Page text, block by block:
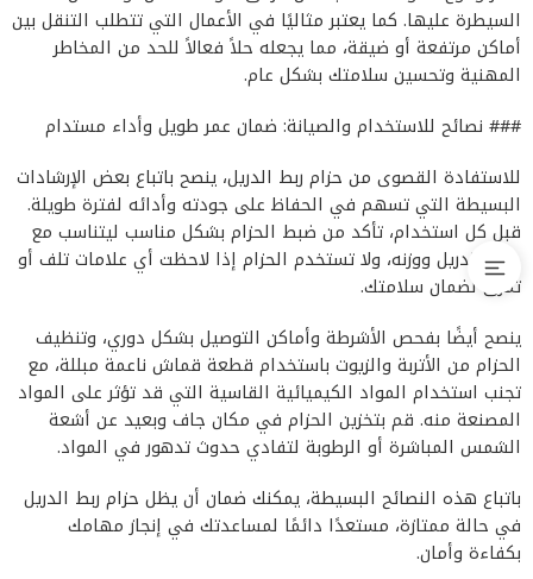
السيطرة عليها. كما يعتبر مثاليًا في الأعمال التي تتطلب التنقل بين
أماكن مرتفعة أو ضيقة، مما يجعله حلاً فعالاً للحد من المخاطر
المهنية وتحسين سلامتك بشكل عام.
### نصائح للاستخدام والصيانة: ضمان عمر طويل وأداء مستدام
للاستفادة القصوى من حزام ربط الدريل، ينصح باتباع بعض الإرشادات
البسيطة التي تسهم في الحفاظ على جودته وأدائه لفترة طويلة.
قبل كل استخدام، تأكد من ضبط الحزام بشكل مناسب ليتناسب مع
حجم الدريل ووزنه، ولا تستخدم الحزام إذا لاحظت أي علامات تلف أو
تمزق لضمان سلامتك.
ينصح أيضًا بفحص الأشرطة وأماكن التوصيل بشكل دوري، وتنظيف
الحزام من الأتربة والزيوت باستخدام قطعة قماش ناعمة مبللة، مع
تجنب استخدام المواد الكيميائية القاسية التي قد تؤثر على المواد
المصنعة منه. قم بتخزين الحزام في مكان جاف وبعيد عن أشعة
الشمس المباشرة أو الرطوبة لتفادي حدوث تدهور في المواد.
باتباع هذه النصائح البسيطة، يمكنك ضمان أن يظل حزام ربط الدريل
في حالة ممتازة، مستعدًا دائمًا لمساعدتك في إنجاز مهامك
بكفاءة وأمان.